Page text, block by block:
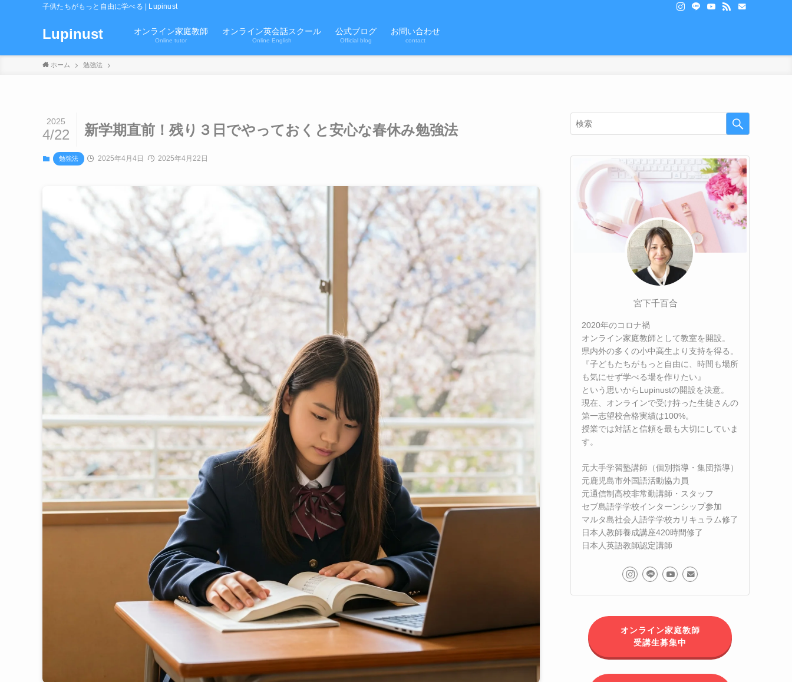
子供たちがもっと自由に学べる | Lupinust
Lupinust オンライン家庭教師
Online tutor
オンライン英会話スクール
Online English
公式ブログ
Official blog
お問い合わせ
contact
ホーム 勉強法
新学期直前！残り３日でやっておくと安心な春休み勉強法
2025
4/22
勉強法 2025年4月4日 2025年4月22日
宮下千百合
2020年のコロナ禍
オンライン家庭教師として教室を開設。
県内外の多くの小中高生より支持を得る。
『子どもたちがもっと自由に、時間も場所
も気にせず学べる場を作りたい』
という思いからLupinustの開設を決意。
現在、オンラインで受け持った生徒さんの
第一志望校合格実績は100%。
授業では対話と信頼を最も大切にしていま
す。
元大手学習塾講師（個別指導・集団指導）
元鹿児島市外国語活動協力員
元通信制高校非常勤講師・スタッフ
セブ島語学学校インターンシップ参加
マルタ島社会人語学学校カリキュラム修了
日本人教師養成講座420時間修了
日本人英語教師認定講師
オンライン家庭教師
受講生募集中